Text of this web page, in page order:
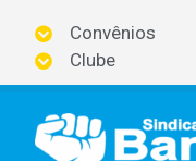
Convênios
Clube